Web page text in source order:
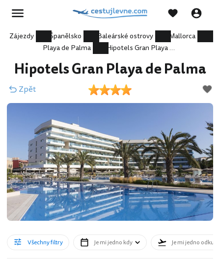
Zájezdy Španělsko Baleárské ostrovy
Mallorca
Playa de Palma
Hipotels Gran Playa de Palma
Hipotels Gran Playa de Palma
Zpět
Všechny filtry Je mi jedno kdy Je mi jedno odkud